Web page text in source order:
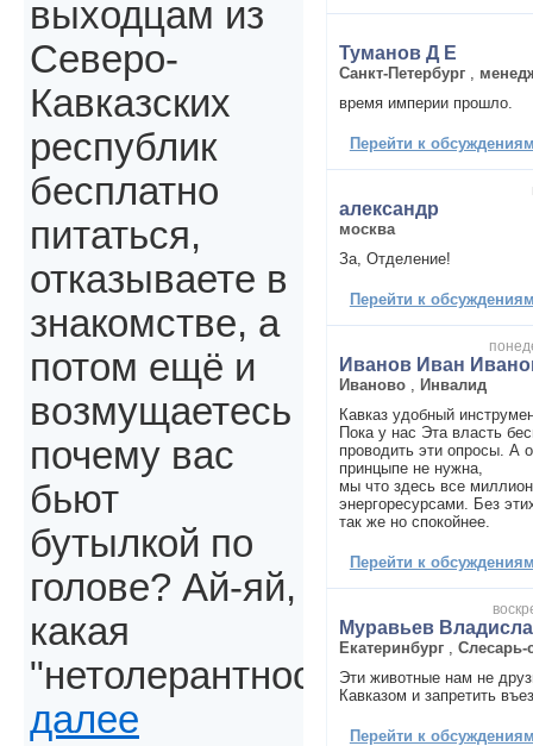
Туманов Д Е
Санкт-Петербург
время империи прошло.
Перейти к
александр
москва
За, Отделение!
Перейти к
Иванов Иван
Иваново
Инвалид
Кавказ удобный
Пока у нас Эта власть
проводить эти опросы. А
принцыпе не нужна,
мы что здесь все
энергоресурсами. Без
так же но спокойнее.
Перейти к
Муравьев
Екатеринбург
Слесарь-
Эти животные нам не
Кавказом и запретить
Перейти к
выходцам из
Северо-
Кавказских
республик
бесплатно
питаться,
отказываете в
знакомстве, а
потом ещё и
возмущаетесь
почему вас
бьют
бутылкой по
голове? Ай-яй,
какая
"нетолерантность".
далее